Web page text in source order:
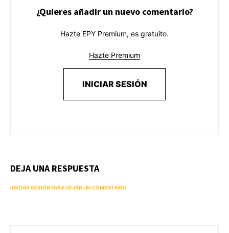
¿Quieres añadir un nuevo comentario?
Hazte EPY Premium, es gratuito.
Hazte Premium
INICIAR SESIÓN
DEJA UNA RESPUESTA
INICIAR SESIÓN PARA DEJAR UN COMENTARIO